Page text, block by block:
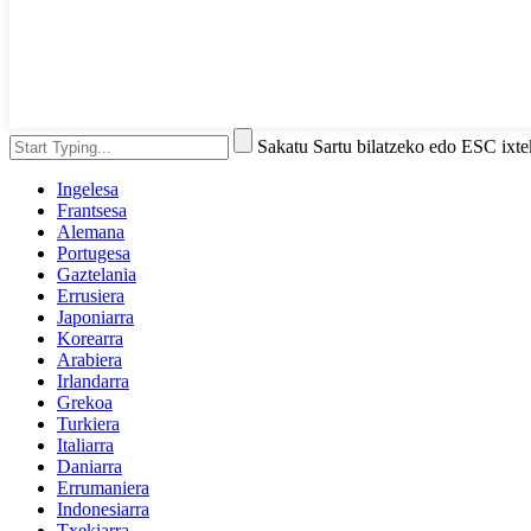
Sakatu Sartu bilatzeko edo ESC
Ingelesa
Frantsesa
Alemana
Portugesa
Gaztelania
Errusiera
Japoniarra
Korearra
Arabiera
Irlandarra
Grekoa
Turkiera
Italiarra
Daniarra
Errumaniera
Indonesiarra